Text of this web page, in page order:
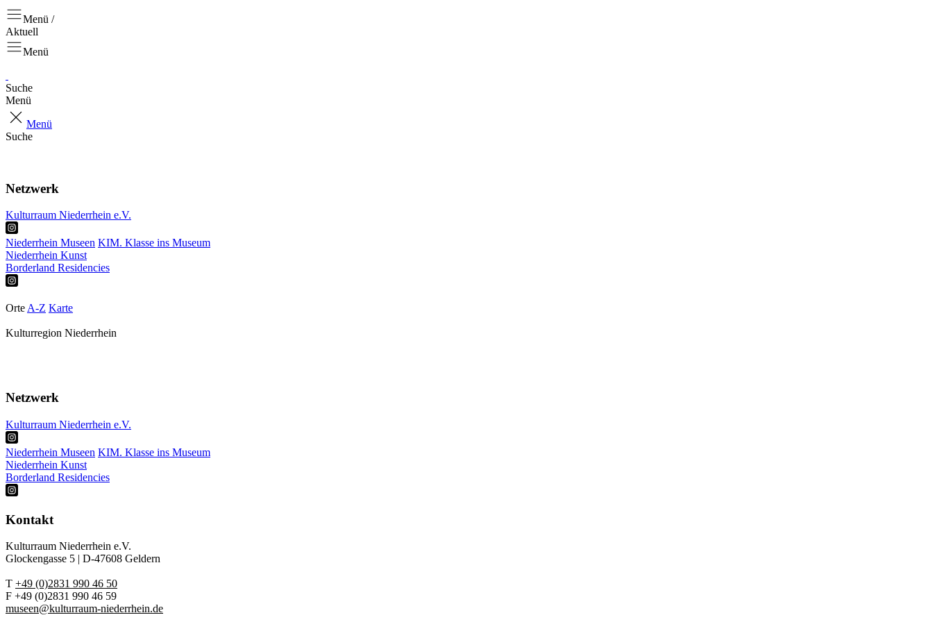
Menü /
Aktuell
Menü
Suche
Menü
Menü
Suche
Netzwerk
Kulturraum Niederrhein e.V.
Niederrhein Museen KIM. Klasse ins Museum
Niederrhein Kunst
Borderland Residencies
OrteA-Z Karte
Kulturregion Niederrhein
Netzwerk
Kulturraum Niederrhein e.V.
Niederrhein Museen KIM. Klasse ins Museum
Niederrhein Kunst
Borderland Residencies
Kontakt
Kulturraum Niederrhein e.V.
Glockengasse 5 | D-47608 Geldern
T +49 (0)2831 990 46 50
F +49 (0)2831 990 46 59
museen@kulturraum-niederrhein.de